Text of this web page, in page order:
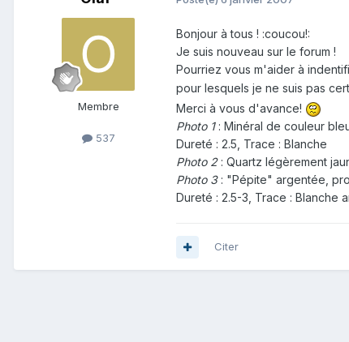
Membre
537
Bonjour à tous ! :coucou!:
Je suis nouveau sur le forum !
Pourriez vous m'aider à
pour lesquels je ne suis pas
Merci à vous d'avance!
Photo 1: Minéral de couleur
Dureté : 2.5, Trace : Blanche
Photo 2 : Quartz légèrement
Photo 3 : "Pépite" argentée,
Dureté : 2.5-3, Trace : Blanche
Citer